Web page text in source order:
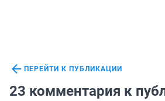
ПЕРЕЙТИ К ПУБЛИКАЦИИ
23 комментария к